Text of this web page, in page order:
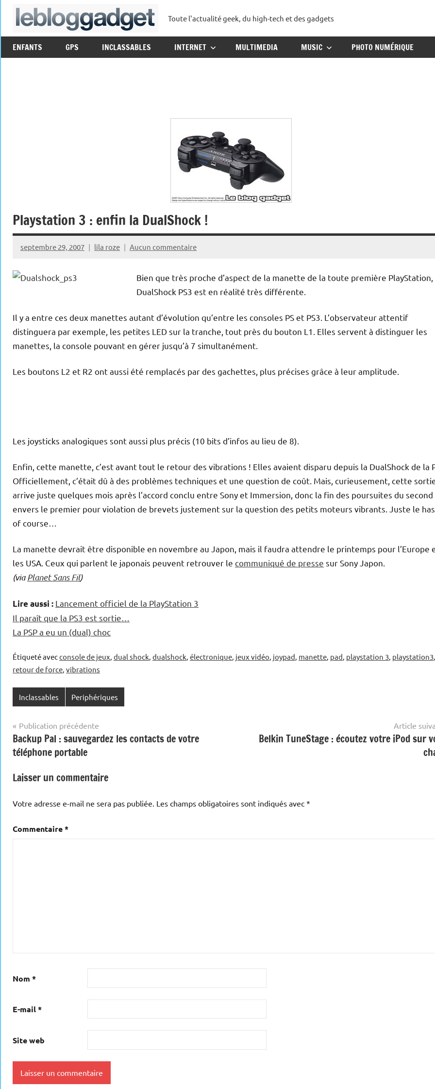
Aller
lebloggadget
Toute l'actualité geek, du high-tech et des gadgets
ENFANTS GPS INCLASSABLES INTERNET MULTIMEDIA MUSIC PHOTO NUMÉRIQUE
Playstation 3 : enfin la DualShock !
septembre 29, 2007 lila roze Aucun commentaire
Bien que très proche d’aspect de la manette de la toute première PlayStation,
DualShock PS3 est en réalité très différente.
Il y a entre ces deux manettes autant d’évolution qu’entre les consoles PS et PS3. L’observateur attentif
distinguera par exemple, les petites LED sur la tranche, tout près du bouton L1. Elles servent à distinguer les
manettes, la console pouvant en gérer jusqu’à 7 simultanément.
Les boutons L2 et R2 ont aussi été remplacés par des gachettes, plus précises grâce à leur amplitude.
Les joysticks analogiques sont aussi plus précis (10 bits d’infos au lieu de 8).
Enfin, cette manette, c’est avant tout le retour des vibrations ! Elles avaient disparu depuis la DualShock de la
Officiellement, c’était dû à des problèmes techniques et une question de coût. Mais, curieusement, cette
arrive juste quelques mois après l’accord conclu entre Sony et Immersion, donc la fin des poursuites du second
envers le premier pour violation de brevets justement sur la question des petits moteurs vibrants. Juste le
of course…
La manette devrait être disponible en novembre au Japon, mais il faudra attendre le printemps pour l’Europe
les USA. Ceux qui parlent le japonais peuvent retrouver le communiqué de presse sur Sony Japon.
(viaPlanet Sans Fil)
Lire aussi : Lancement officiel de la PlayStation 3
Il paraît que la PS3 est sortie…
La PSP a eu un (dual) choc
Étiqueté avecconsole de jeux, dual shock, dualshock, électronique, jeux vidéo, joypad, manette, pad, playstation 3, playstation3,
retour de force, vibrations
Inclassables Periphériques
Navigation
de
l’article
Publication précédente
Backup Pal : sauvegardez les contacts de votre
téléphone portable
Article
Belkin TuneStage : écoutez votre iPod sur
Laisser un commentaire
Votre adresse e-mail ne sera pas publiée. Les champs obligatoires sont indiqués avec *
Commentaire*
Nom *
E-mail*
Site web